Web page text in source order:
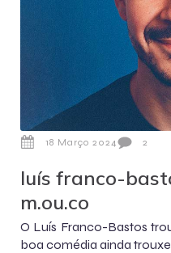
18 Março 2024 2
luís franco-
m.ou.co
O Luís Franco-Bastos
boa comédia ainda